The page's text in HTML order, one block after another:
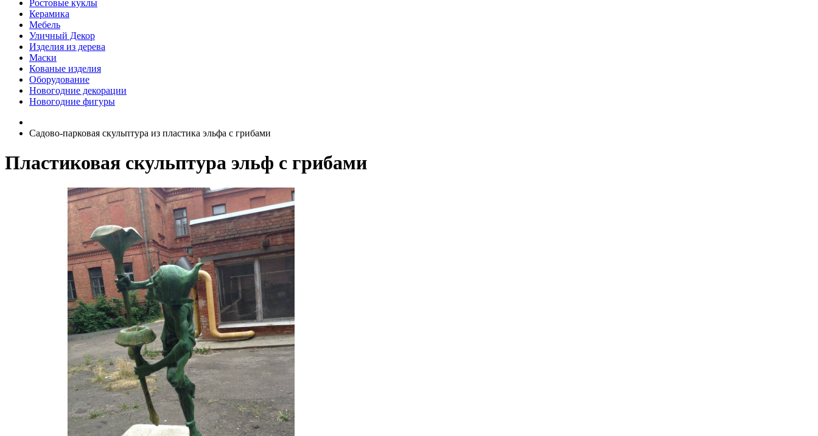
Ростовые куклы
Керамика
Мебель
Уличный Декор
Изделия из дерева
Маски
Кованые изделия
Оборудование
Новогодние декорации
Новогодние фигуры
Садово-парковая скульптура из пластика эльфа с грибами
Пластиковая скульптура эльф с грибами